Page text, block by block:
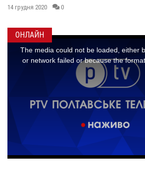
ОНЛАЙН
14 грудня 2020 0